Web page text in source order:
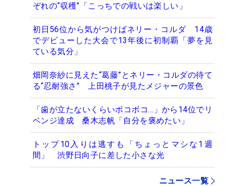
ぞれの“収穫”「こっちでの戦いは楽しい」
初日56位から気がつけばネリー・コルダ 14歳
でデビューした大会で13年後に初制覇「夢を見
ている気分」
畑岡奈紗に見えた“葛藤”とネリー・コルダの待て
る“忍耐強さ” 上田桃子が見たメジャーの景色
「歯が立たないくらいボコボコ…」から14位でリ
ベンジ達成 桑木志帆「自分を褒めたい」
トップ10入りは逃すも「ちょっとマシな1週
間」 渋野日向子に差した小さな光
ニュース一覧